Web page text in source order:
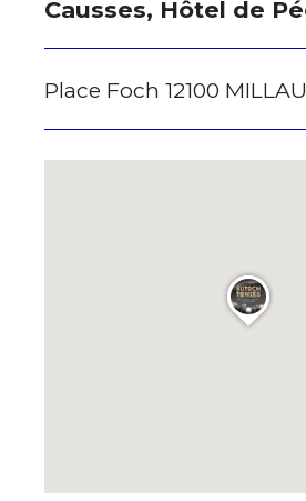
Causses, Hôtel de
Place Foch 12100 MILLAU